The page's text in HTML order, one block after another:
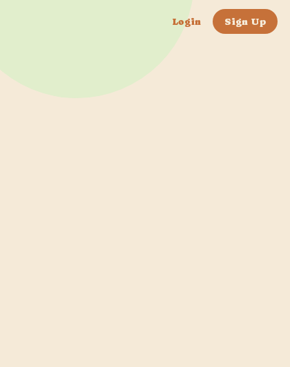
Login Sign Up